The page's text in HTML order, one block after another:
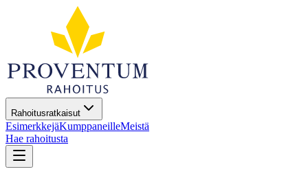
Rahoitusratkaisut
EsimerkkejäKumppaneilleMeistä
Hae rahoitusta